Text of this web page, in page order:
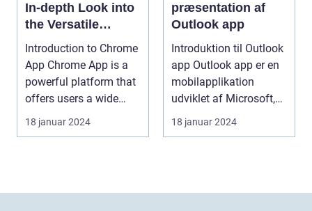
In-depth Look into
the Versatile
Browser Platform
Introduction to Chrome
App Chrome App is a
powerful platform that
offers users a wide
range of feat...
18 januar 2024
præsentation af
Outlook app
Introduktion til Outlook
app Outlook app er en
mobilapplikation
udviklet af Microsoft,
der giver br...
18 januar 2024